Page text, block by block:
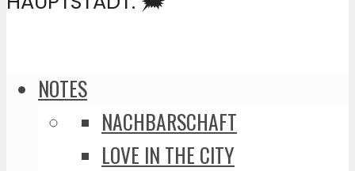
NOTES
NACHBARSCHAFT
LOVE IN THE CITY